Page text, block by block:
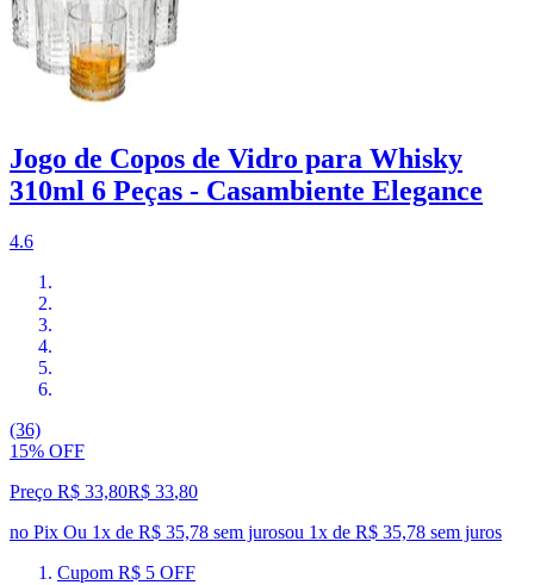
Jogo de Copos de Vidro para Whisky
310ml 6 Peças - Casambiente Elegance
4.6
(36)
15% OFF
Preço R$ 33,80R$ 33,80
no Pix Ou 1x de R$ 35,78 sem jurosou 1x de R$ 35,78 sem juros
Cupom R$ 5 OFF